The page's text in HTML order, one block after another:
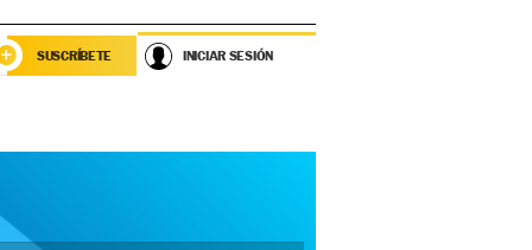
SUSCRÍBETE INICIAR SESIÓN